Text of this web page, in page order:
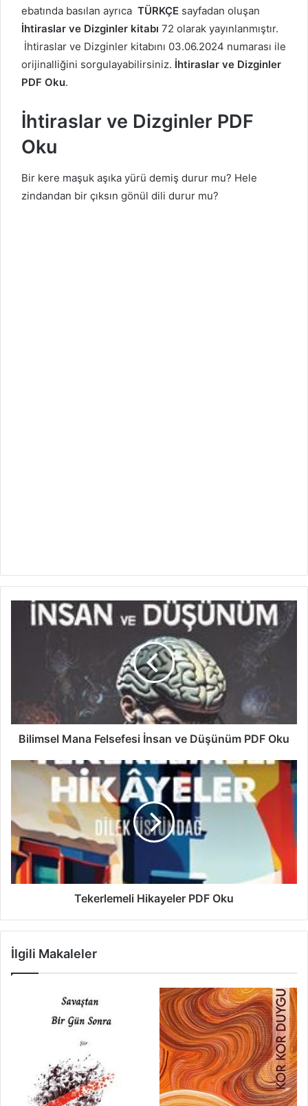
ebatında basılan ayrıca TÜRKÇE sayfadan oluşan
İhtiraslar ve Dizginler kitabı 72 olarak yayınlanmıştır.
İhtiraslar ve Dizginler kitabını 03.06.2024 numarası ile
orijinalliğini sorgulayabilirsiniz. İhtiraslar ve Dizginler
PDF Oku.
İhtiraslar ve Dizginler PDF
Oku
Bir kere maşuk aşıka yürü demiş durur mu? Hele
zindandan bir çıksın gönül dili durur mu?
Bilimsel Mana Felsefesi İnsan ve Düşünüm PDF Oku
Tekerlemeli Hikayeler PDF Oku
İlgili Makaleler